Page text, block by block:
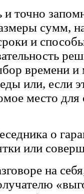
точно
сумм,
и
времени и
или, если
место
о
или
на